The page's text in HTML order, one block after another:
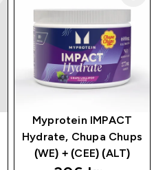
Myprotein IMPACT
Hydrate, Chupa Chups
(WE) + (CEE) (ALT)